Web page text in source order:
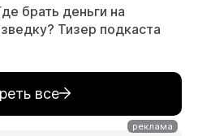
брать деньги на
Тизер подкаста
все